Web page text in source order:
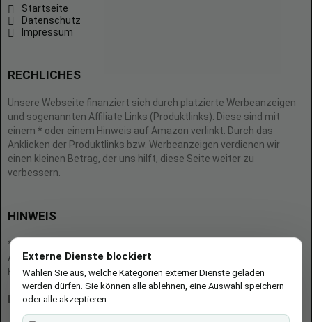
Startseite
Datenschutz
Impressum
RECHLICHES
Unsere Webseite finanziert sich durch platzierte Werbeanzeigen
und sogenannten Affiliate Links (Produktlinks). Diese sind mit
einem * oder einem Hinweis auf Amazon verlinkt. Durch das
Anklicken der Produktlinks bzw. Werbeanzeigen verdienen wir
einen kleinen Betrag, der uns hilft, diese Seite weiter zu
verbessern.
HINWEIS
* = Afilliate-Link (=Werbung)
Als Amazon-Partner verdient der Seitenbetreiber an qualifizierten
Käufen.
Hinweis zu Preisen und Verfügbarkeiten
Externe Dienste blockiert
Wählen Sie aus, welche Kategorien externer Dienste geladen
werden dürfen. Sie können alle ablehnen, eine Auswahl speichern
oder alle akzeptieren.